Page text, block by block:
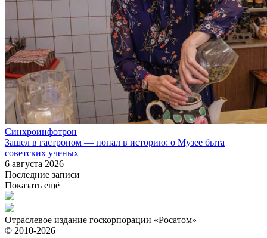
Синхроинфотрон
Зашел в гастроном — попал в историю: о Музее быта
советских ученых
6 августа 2026
Последние записи
Показать ещё
Отраслевое издание госкорпорации «Росатом»
© 2010-2026